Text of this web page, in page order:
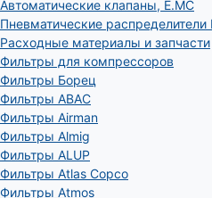
Автоматические клапаны, Е.МС
Пневматические распределители
Расходные материалы и запчасти
Фильтры для компрессоров
Фильтры Борец
Фильтры ABAC
Фильтры Airman
Фильтры Almig
Фильтры ALUP
Фильтры Atlas Copco
Фильтры Atmos